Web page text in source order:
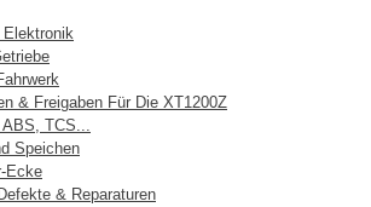
& Freigaben Für Die XT1200Z
TCS...
Speichen
Ecke
& Reparaturen